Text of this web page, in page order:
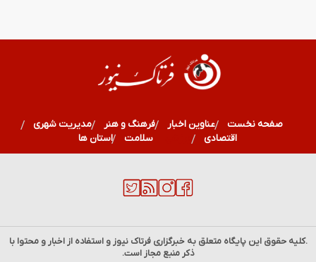
صفحه نخست عناوین اخبار فرهنگ و هنر
مدیریت شهری
اقتصادی
ورزشی سلامت استان ها
.کلیه حقوق این پایگاه متعلق به خبرگزاریفرتاک نیوز و استفاده از اخبار و محتوا با
ذکر منبع مجاز است.